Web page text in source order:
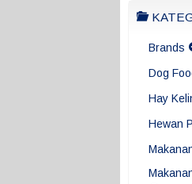
Brands
Dog
Hay
Hewan